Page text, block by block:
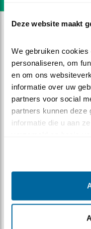
Deze website maakt
We gebruiken
personaliseren, om
en om ons
informatie over uw
partners voor social
partners kunnen deze
informatie die u aan
Effe kieken!
Ed Hoogkamer |